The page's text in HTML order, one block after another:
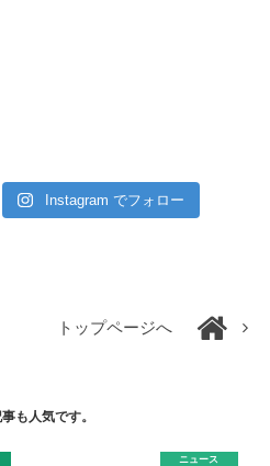
Instagram でフォロー
トップページへ
も人気です。
ニュース